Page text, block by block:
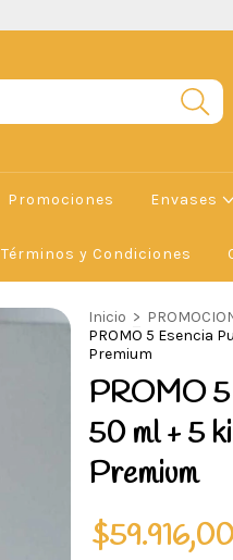
Promociones Envases
Términos y Condiciones
Inicio >
PROMO 5 Esencia
Premium
PROMO 5
50 ml + 5
Premium
$59.916,00